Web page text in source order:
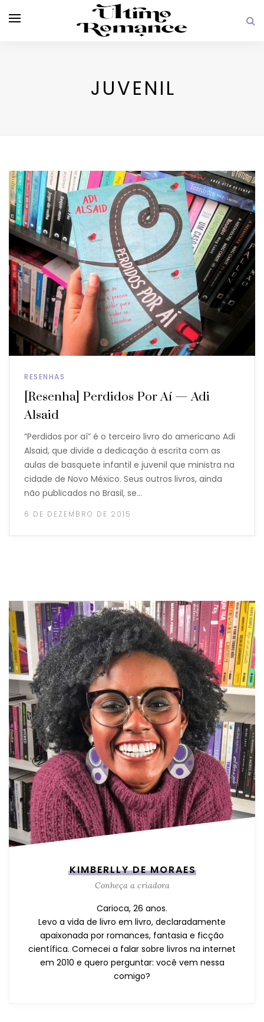
JUVENIL
RESENHAS
[Resenha] Perdidos Por Aí — Adi
Alsaid
“Perdidos por aí” é o terceiro livro do americano Adi
Alsaid, que divide a dedicação à escrita com as
aulas de basquete infantil e juvenil que ministra na
cidade de Novo México. Seus outros livros, ainda
não publicados no Brasil, se…
6 DE DEZEMBRO DE 2015
KIMBERLLY DE MORAES
Conheça a criadora
Carioca, 26 anos.
Levo a vida de livro em livro, declaradamente
apaixonada por romances, fantasia e ficção
científica. Comecei a falar sobre livros na internet
em 2010 e quero perguntar: você vem nessa
comigo?